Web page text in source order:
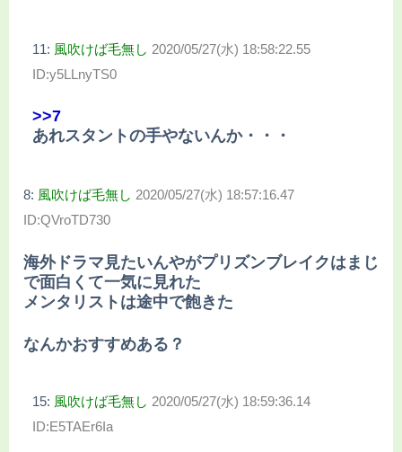
11: 風吹けば毛無し 2020/05/27(水) 18:58:22.55
ID:y5LLnyTS0
>>7
あれスタントの手やないんか・・・
8: 風吹けば毛無し 2020/05/27(水) 18:57:16.47
ID:QVroTD730
海外ドラマ見たいんやがプリズンブレイクはまじ
で面白くて一気に見れた
メンタリストは途中で飽きた
なんかおすすめある？
15: 風吹けば毛無し 2020/05/27(水) 18:59:36.14
ID:E5TAEr6Ia